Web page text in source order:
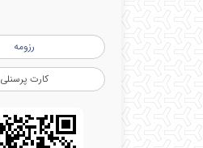
رزومه
کارت پرسنلی